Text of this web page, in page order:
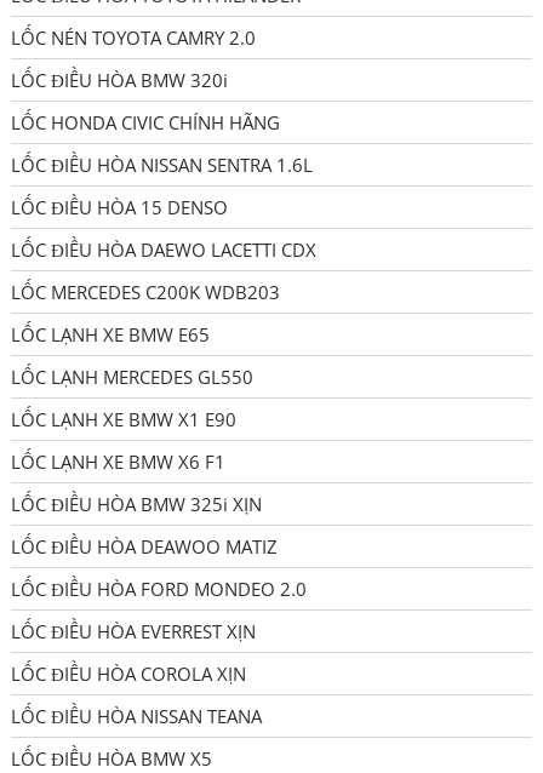
LỐC NÉN TOYOTA CAMRY 2.0
LỐC ĐIỀU HÒA BMW 320i
LỐC HONDA CIVIC CHÍNH HÃNG
LỐC ĐIỀU HÒA NISSAN SENTRA 1.6L
LỐC ĐIỀU HÒA 15 DENSO
LỐC ĐIỀU HÒA DAEWO LACETTI CDX
LỐC MERCEDES C200K WDB203
LỐC LẠNH XE BMW E65
LỐC LẠNH MERCEDES GL550
LỐC LẠNH XE BMW X1 E90
LỐC LẠNH XE BMW X6 F1
LỐC ĐIỀU HÒA BMW 325i XỊN
LỐC ĐIỀU HÒA DEAWOO MATIZ
LỐC ĐIỀU HÒA FORD MONDEO 2.0
LỐC ĐIỀU HÒA EVERREST XỊN
LỐC ĐIỀU HÒA COROLA XỊN
LỐC ĐIỀU HÒA NISSAN TEANA
LỐC ĐIỀU HÒA BMW X5